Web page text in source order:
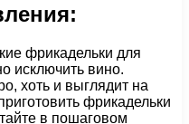
фрикадельки для
исключить вино.
хоть и выглядит на
фрикадельки
в пошаговом